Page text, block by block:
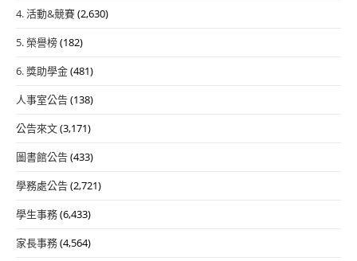
4. 活動&競賽(2,630)
5. 榮譽榜(182)
6. 獎助學金(481)
人事室公告(138)
公告來文(3,171)
圖書館公告(433)
學務處公告(2,721)
學生事務(6,433)
家長事務(4,564)